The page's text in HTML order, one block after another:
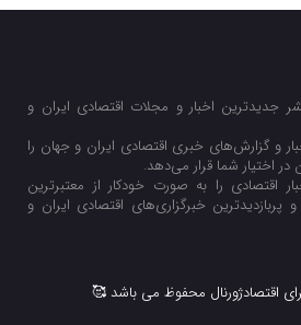
جدیدترین اخبار و مجلات اقتصادی ایران و
و گزارش‌های خبری اقتصادی ایران و جهان را
اختیار شما قرار می‌‌دهد.
اقتصادی را به صورت خودکار از معتبرترین
پربازدیدترین خبرگزاری‌های اقتصادی ایران و
اقتصادژورنال محفوظ می باشد 🥰